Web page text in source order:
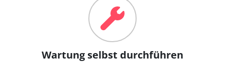
Wartung selbst durchführen